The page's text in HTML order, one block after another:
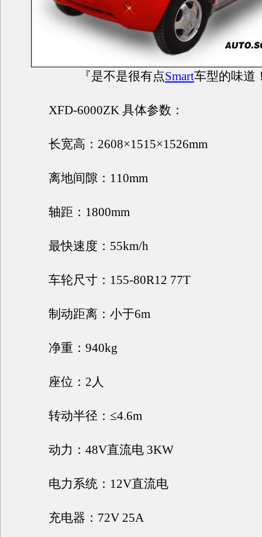
『是不是很有点Smart车型的味道
XFD-6000ZK 具体参数：
长宽高：2608×1515×1526mm
离地间隙：110mm
轴距：1800mm
最快速度：55km/h
车轮尺寸：155-80R12 77T
制动距离：小于6m
净重：940kg
座位：2人
转动半径：≤4.6m
动力：48V直流电 3KW
电力系统：12V直流电
充电器：72V 25A